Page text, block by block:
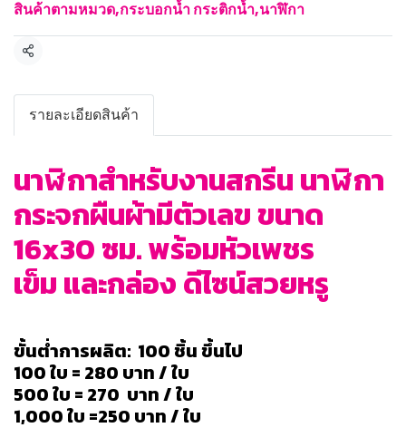
สินค้าตามหมวด,กระบอกน้ำ กระติกน้ำ,นาฬิกา
แชร์
รายละเอียดสินค้า
นาฬิกาสำหรับงานสกรีน นาฬิกา
กระจกผืนผ้ามีตัวเลข ขนาด
16x30 ซม. พร้อมหัวเพชร
เข็มและกล่องดีไซน์สวยหรู
ขั้นต่ำการผลิต: 100 ชิ้น ขึ้นไป
100 ใบ = 280 บาท / ใบ
500 ใบ = 270 บาท / ใบ
1,000 ใบ =250 บาท / ใบ